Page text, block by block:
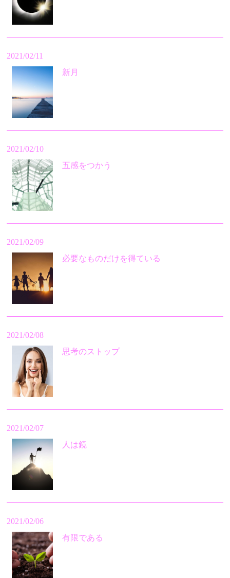
2021/02/11
新月
2021/02/10
五感をつかう
2021/02/09
必要なものだけを得ている
2021/02/08
思考のストップ
2021/02/07
人は鏡
2021/02/06
有限である